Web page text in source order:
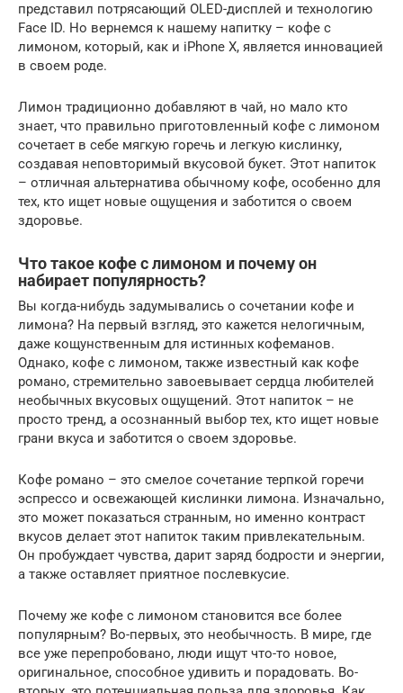
представил потрясающий OLED-дисплей и технологию
Face ID. Но вернемся к нашему напитку – кофе с
лимоном, который, как и iPhone X, является инновацией
в своем роде.
Лимон традиционно добавляют в чай, но мало кто
знает, что правильно приготовленный кофе с лимоном
сочетает в себе мягкую горечь и легкую кислинку,
создавая неповторимый вкусовой букет. Этот напиток
– отличная альтернатива обычному кофе, особенно для
тех, кто ищет новые ощущения и заботится о своем
здоровье.
Что такое кофе с лимоном и почему он
набирает популярность?
Вы когда-нибудь задумывались о сочетании кофе и
лимона? На первый взгляд, это кажется нелогичным,
даже кощунственным для истинных кофеманов.
Однако, кофе с лимоном, также известный как кофе
романо, стремительно завоевывает сердца любителей
необычных вкусовых ощущений. Этот напиток – не
просто тренд, а осознанный выбор тех, кто ищет новые
грани вкуса и заботится о своем здоровье.
Кофе романо – это смелое сочетание терпкой горечи
эспрессо и освежающей кислинки лимона. Изначально,
это может показаться странным, но именно контраст
вкусов делает этот напиток таким привлекательным.
Он пробуждает чувства, дарит заряд бодрости и энергии,
а также оставляет приятное послевкусие.
Почему же кофе с лимоном становится все более
популярным? Во-первых, это необычность. В мире, где
все уже перепробовано, люди ищут что-то новое,
оригинальное, способное удивить и порадовать. Во-